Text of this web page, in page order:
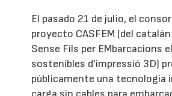
El pasado 21 de julio, el
proyecto CASFEM (del
Sense Fils per EMbarcacions
sostenibles d’impressió 3D)
públicamente una tecnología